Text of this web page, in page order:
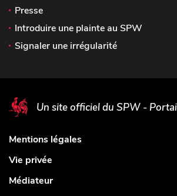
Presse
Introduire une plainte au SPW
Signaler une irrégularité
Un site officiel du SPW -
Mentions légales
Vie privée
Médiateur